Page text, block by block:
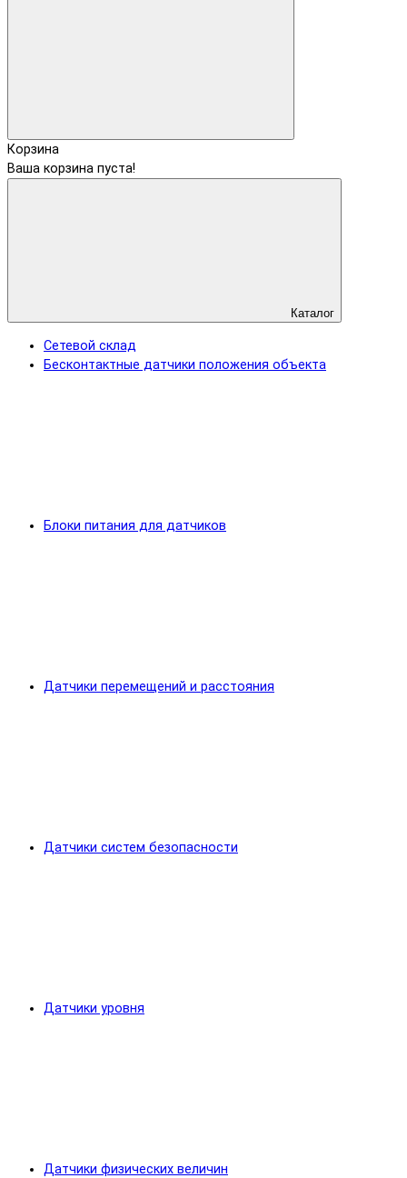
Корзина
Ваша корзина пуста!
Каталог
Сетевой склад
Бесконтактные датчики положения объекта
Блоки питания для датчиков
Датчики перемещений и расстояния
Датчики систем безопасности
Датчики уровня
Датчики физических величин